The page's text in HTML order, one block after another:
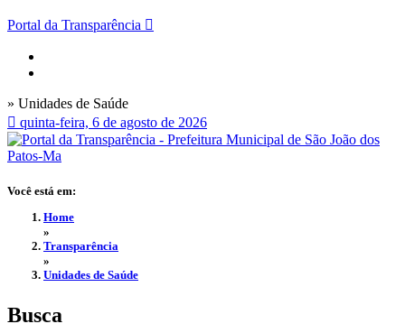
Portal da Transparência
» Unidades de Saúde
quinta-feira, 6 de agosto de 2026
Você está em:
Home
»
Transparência
»
Unidades de Saúde
Busca